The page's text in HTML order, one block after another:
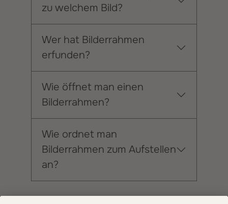
zu welchem Bild?
Wer hat Bilderrahmen
erfunden?
Wie öffnet man einen
Bilderrahmen?
Wie ordnet man
Bilderrahmen zum Aufstellen
an?